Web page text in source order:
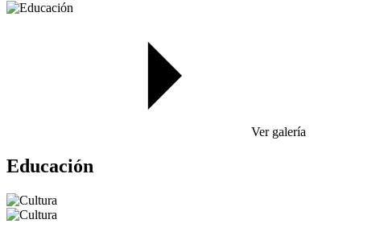
Ver galería
Educación